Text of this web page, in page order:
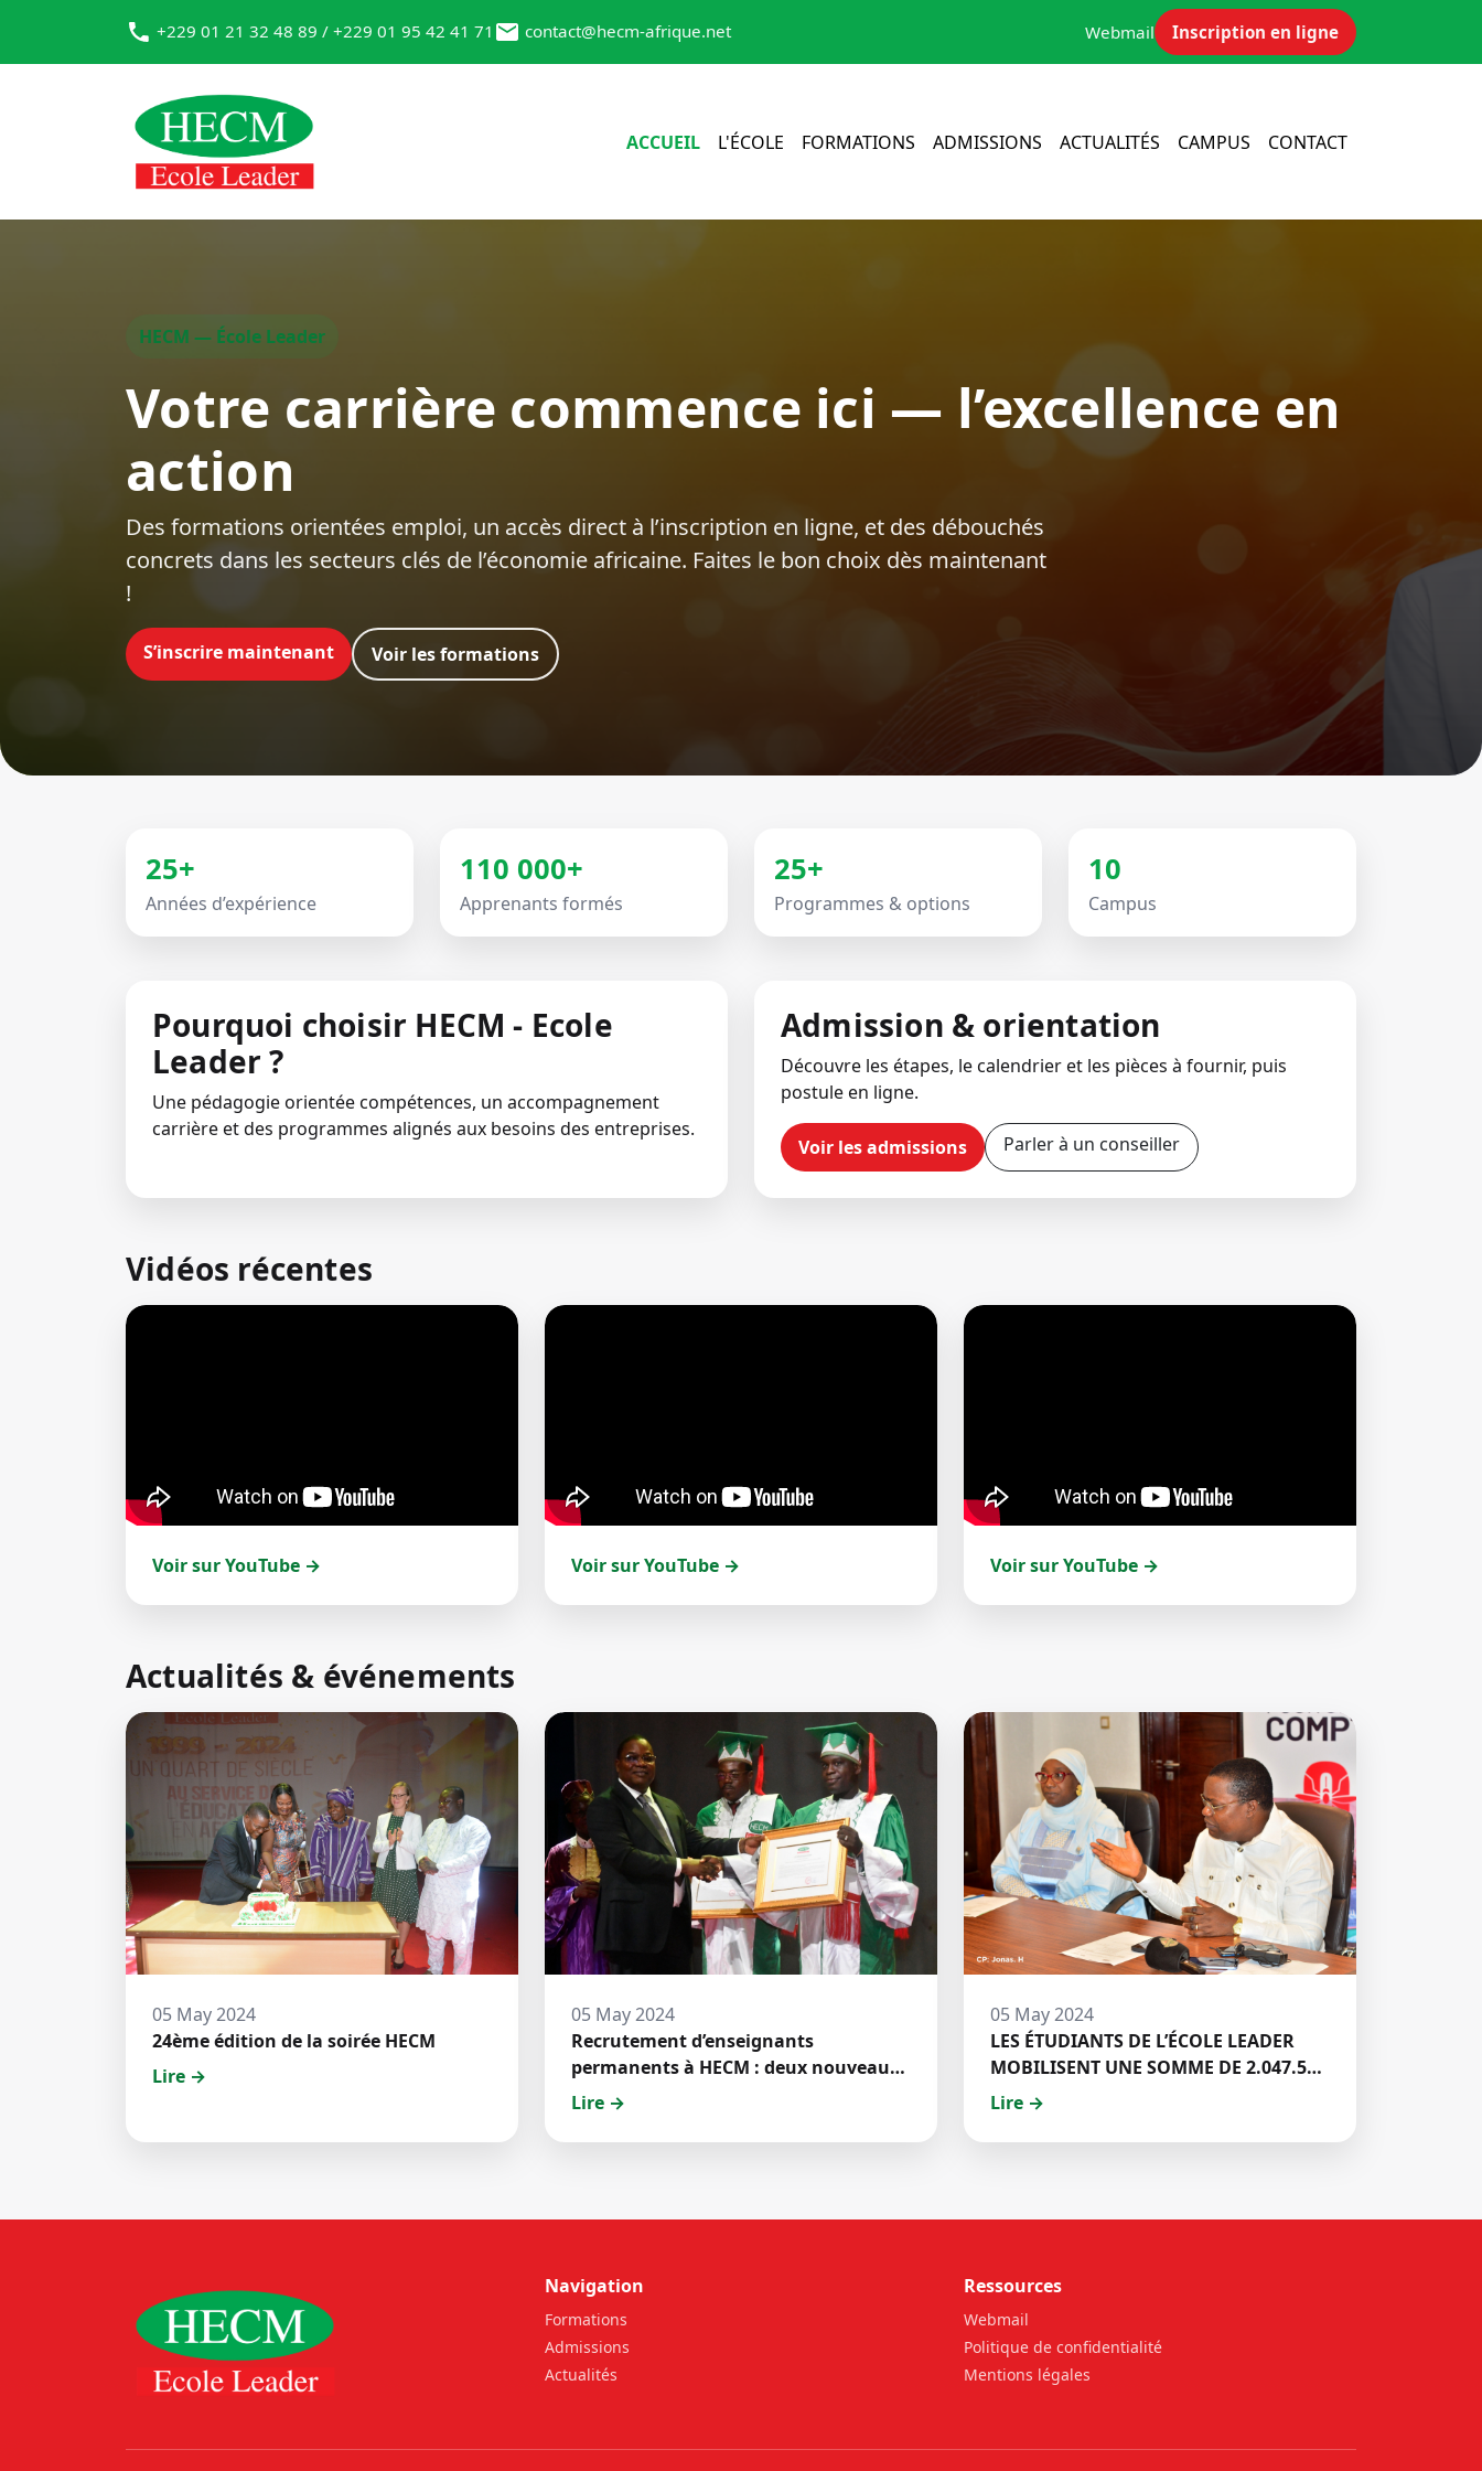
+229 01 21 32 48 89 / +229 01 95 42 41 71 contact@hecm-afrique.net Webmail Inscription en ligne
ACCUEIL L'ÉCOLE FORMATIONS ADMISSIONS ACTUALITÉS CAMPUS CONTACT
HECM — École Leader
Votre carrière commence ici — l’excellence en
action
Des formations orientées emploi‍, un accès direct à l’inscription en ligne, et des débouchés
concrets dans les secteurs clés de l’économie africaine. Faites le bon choix dès maintenant
!
S’inscrire maintenant Voir les formations
25+
Années d’expérience
110 000+
Apprenants formés
25+
Programmes & options
10
Campus
Pourquoi choisir HECM - Ecole
Leader ?
Une pédagogie orientée compétences, un accompagnement
carrière et des programmes alignés aux besoins des entreprises.
Admission & orientation
Découvre les étapes, le calendrier et les pièces à fournir, puis
postule en ligne.
Voir les admissions Parler à un conseiller
Vidéos récentes
Voir sur YouTube → Voir sur YouTube → Voir sur YouTube →
Actualités & événements
05 May 2024
24ème édition de la soirée HECM
Lire →
05 May 2024
Recrutement d’enseignants
permanents à HECM : deux nouveaux
jeunes docteurs ont prêté́ serment
Lire →
05 May 2024
LES ÉTUDIANTS DE L’ÉCOLE LEADER
MOBILISENT UNE SOMME DE 2.047.500
FCFA POUR LE FONDS ZÉRO
REPRESENTANT DES ETUDIANTS DE
Lire →
Navigation
Formations
Admissions
Actualités
Ressources
Webmail
Politique de confidentialité
Mentions légales